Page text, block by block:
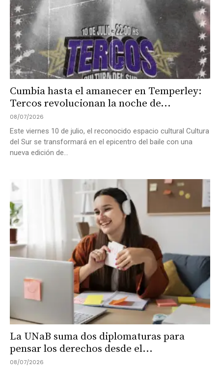
Cumbia hasta el amanecer en Temperley:
Tercos revolucionan la noche de...
08/07/2026
Este viernes 10 de julio, el reconocido espacio cultural Cultura
del Sur se transformará en el epicentro del baile con una
nueva edición de...
La UNaB suma dos diplomaturas para
pensar los derechos desde el...
08/07/2026